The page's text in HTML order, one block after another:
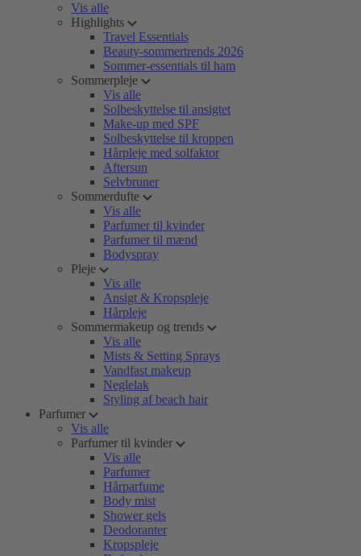
Vis alle
Highlights
Travel Essentials
Beauty-sommertrends 2026
Sommer-essentials til ham
Sommerpleje
Vis alle
Solbeskyttelse til ansigtet
Make-up med SPF
Solbeskyttelse til kroppen
Hårpleje med solfaktor
Aftersun
Selvbruner
Sommerdufte
Vis alle
Parfumer til kvinder
Parfumer til mænd
Bodyspray
Pleje
Vis alle
Ansigt & Kropspleje
Hårpleje
Sommermakeup og trends
Vis alle
Mists & Setting Sprays
Vandfast makeup
Neglelak
Styling af beach hair
Parfumer
Vis alle
Parfumer til kvinder
Vis alle
Parfumer
Hårparfume
Body mist
Shower gels
Deodoranter
Kropspleje